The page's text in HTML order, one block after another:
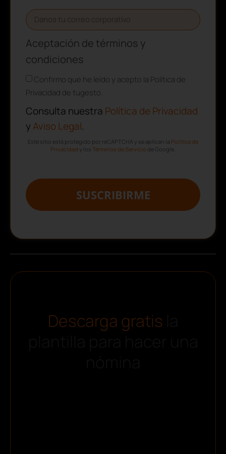
Aceptación de términos y
condiciones
Confirmo que he leído y acepto la Política de
Privacidad de tugesto.
Consulta nuestra Política de Privacidad
y Aviso Legal.
Este sitio está protegido por reCAPTCHA y se aplican la Política de
Privacidad y los Términos de Servicio de Google.
SUSCRIBIRME
Descarga gratis